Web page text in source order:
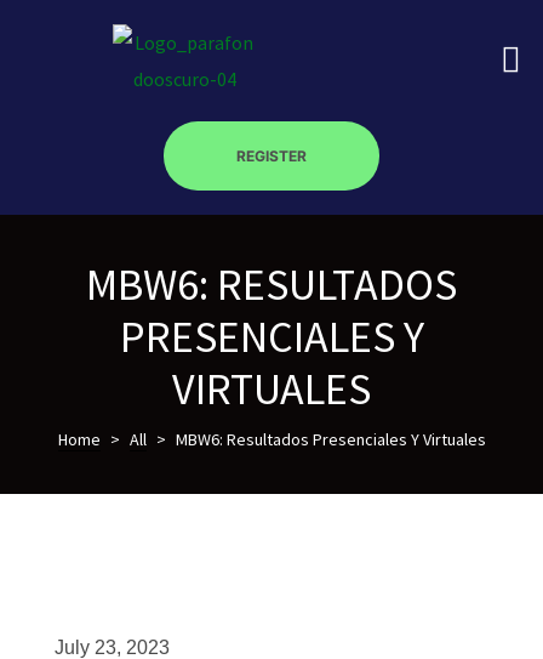
REGISTER
MBW6: RESULTADOS
PRESENCIALES Y
VIRTUALES
Home > All > MBW6: Resultados Presenciales Y Virtuales
July 23, 2023